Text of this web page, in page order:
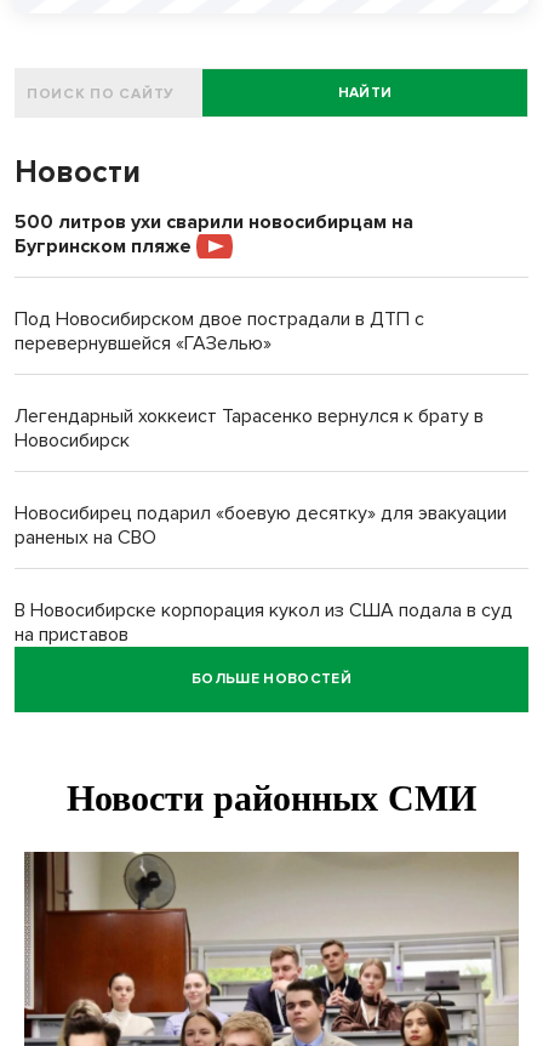
НАЙТИ
Новости
500 литров ухи сварили новосибирцам на
Бугринском пляже
Под Новосибирском двое пострадали в ДТП с
перевернувшейся «ГАЗелью»
Легендарный хоккеист Тарасенко вернулся к брату в
Новосибирск
Новосибирец подарил «боевую десятку» для эвакуации
раненых на СВО
В Новосибирске корпорация кукол из США подала в суд
на приставов
БОЛЬШЕ НОВОСТЕЙ